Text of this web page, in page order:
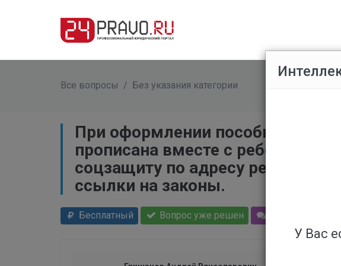
Все вопросы / Без указания категории
При оформлении пособий на
прописана вместе с ребёнком.
соцзащиту по адресу
ссылки на законы.
Бесплатный Вопрос уже решен
У Вас